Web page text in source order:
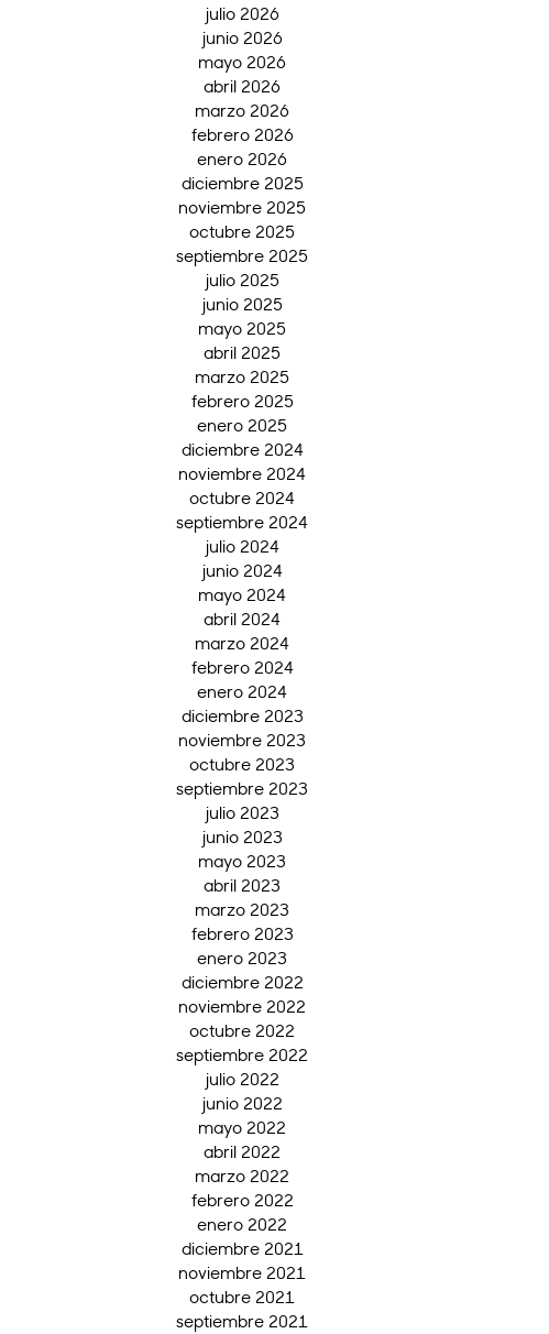
julio 2026
junio 2026
mayo 2026
abril 2026
marzo 2026
febrero 2026
enero 2026
diciembre 2025
noviembre 2025
octubre 2025
septiembre 2025
julio 2025
junio 2025
mayo 2025
abril 2025
marzo 2025
febrero 2025
enero 2025
diciembre 2024
noviembre 2024
octubre 2024
septiembre 2024
julio 2024
junio 2024
mayo 2024
abril 2024
marzo 2024
febrero 2024
enero 2024
diciembre 2023
noviembre 2023
octubre 2023
septiembre 2023
julio 2023
junio 2023
mayo 2023
abril 2023
marzo 2023
febrero 2023
enero 2023
diciembre 2022
noviembre 2022
octubre 2022
septiembre 2022
julio 2022
junio 2022
mayo 2022
abril 2022
marzo 2022
febrero 2022
enero 2022
diciembre 2021
noviembre 2021
octubre 2021
septiembre 2021